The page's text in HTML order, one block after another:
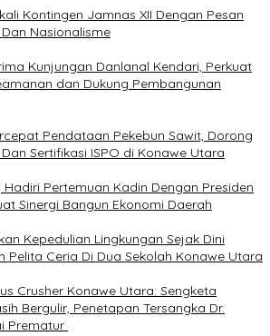
Kontingen Jamnas XII Dengan Pesan
Nasionalisme
Kunjungan Danlanal Kendari, Perkuat
dan Dukung Pembangunan
Pendataan Pekebun Sawit, Dorong
Sertifikasi ISPO di Konawe Utara
Pertemuan Kadin Dengan Presiden
Sinergi Bangun Ekonomi Daerah
Kepedulian Lingkungan Sejak Dini
Pelita Ceria Di Dua Sekolah Konawe Utara
Crusher Konawe Utara: Sengketa
Bergulir, Penetapan Tersangka Dr.
Prematur